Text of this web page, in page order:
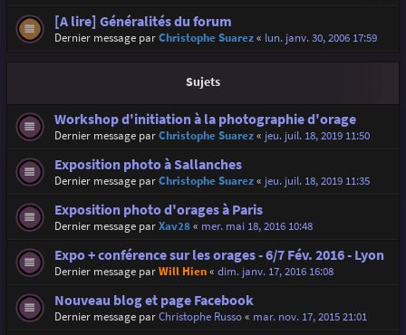
[A lire] Généralités du forum
Dernier message parChristophe Suarez« lun. janv. 30, 2006 17:59
Sujets
Workshop d'initiation à la photographie d'orage
Dernier message parChristophe Suarez« jeu. juil. 18, 2019 11:50
Exposition photo à Sallanches
Dernier message parChristophe Suarez« jeu. juil. 18, 2019 11:35
Exposition photo d'orages à Paris
Dernier message parXav28« mer. mai 18, 2016 10:48
Expo + conférence sur les orages - 6/7 Fév. 2016 - Lyon
Dernier message parWill Hien« dim. janv. 17, 2016 16:08
Nouveau blog et page Facebook
Dernier message parChristophe Russo« mar. nov. 17, 2015 21:01